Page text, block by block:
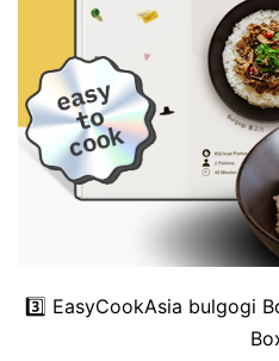
3️⃣ EasyCookAsia bulgogi